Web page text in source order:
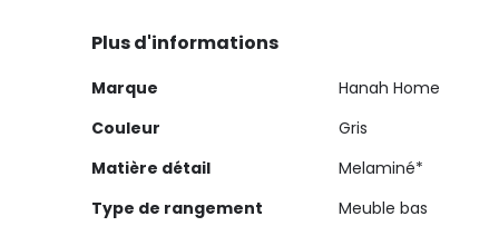
the
of
the
gallery
Plus d'informations
Plus
Marque
Hanah Home
Couleur
Gris
Matière détail
Melaminé*
Type de rangement
Meuble bas